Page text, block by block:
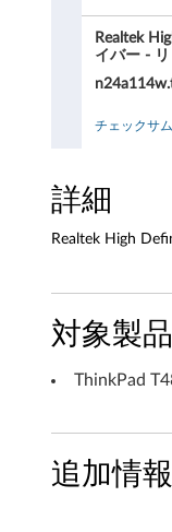
i
t
i
o
n
オ
ー
Realtek
イバー -
チェックサ
詳細
Realtek High
対象製品
ThinkPad
追加情報